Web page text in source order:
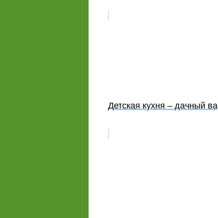
Детская кухня – дачный